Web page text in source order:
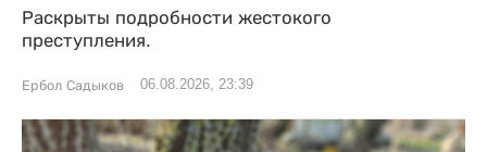
Раскрыты подробности жестокого
преступления.
Ербол Садыков 06.08.2026, 23:39